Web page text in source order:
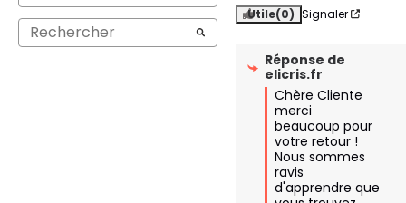
Utile(0) Signaler
Réponse de
elicris.fr
Chère Cliente
merci
beaucoup pour
votre retour !
Nous sommes
ravis
d'apprendre que